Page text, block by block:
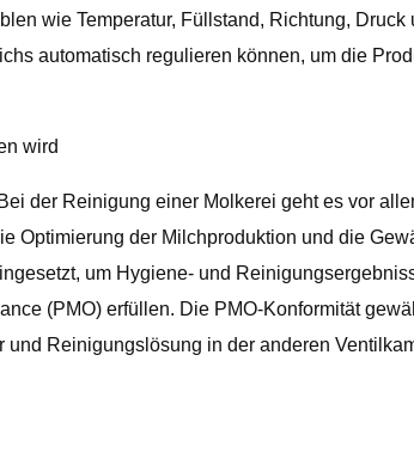
wie Temperatur, Füllstand, Richtung, Druck
automatisch regulieren können, um die
wird
der Reinigung einer Molkerei geht es vor
Optimierung der Milchproduktion und die
um Hygiene- und
(PMO) erfüllen. Die PMO-Konformität
Reinigungslösung in der anderen